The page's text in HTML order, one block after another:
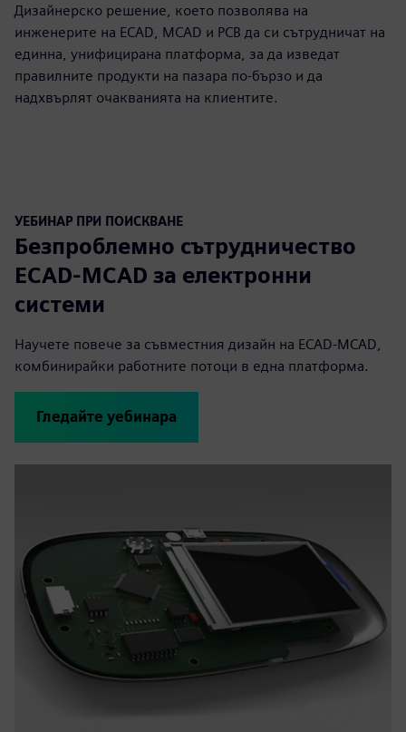
Дизайнерско решение, което позволява на
инженерите на ECAD, MCAD и PCB да си сътрудничат на
единна, унифицирана платформа, за да изведат
правилните продукти на пазара по-бързо и да
надхвърлят очакванията на клиентите.
УЕБИНАР ПРИ ПОИСКВАНЕ
Безпроблемно сътрудничество
ECAD-MCAD за електронни
системи
Научете повече за съвместния дизайн на ECAD-MCAD,
комбинирайки работните потоци в една платформа.
Гледайте уебинара